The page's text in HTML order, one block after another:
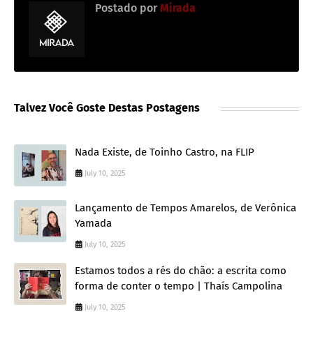
Postado por Mirada
Talvez Você Goste Destas Postagens
Nada Existe, de Toinho Castro, na FLIP
July 10, 2025
Lançamento de Tempos Amarelos, de Verônica
Yamada
July 10, 2025
Estamos todos a rés do chão: a escrita como
forma de conter o tempo | Thaís Campolina
July 10, 2025